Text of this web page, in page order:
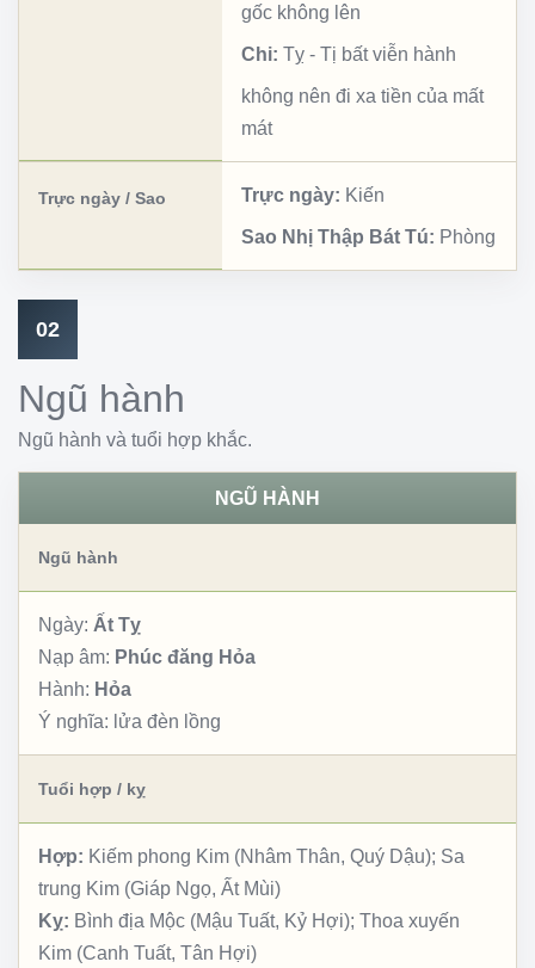
gốc không lên
Chi: Tỵ - Tị bất viễn hành
không nên đi xa tiền của mất
mát
Trực ngày / Sao Trực ngày: Kiến
Sao Nhị Thập Bát Tú: Phòng
02
Ngũ hành
Ngũ hành và tuổi hợp khắc.
NGŨ HÀNH
Ngũ hành
Ngày: Ất Tỵ
Nạp âm: Phúc đăng Hỏa
Hành: Hỏa
Ý nghĩa: lửa đèn lồng
Tuổi hợp / kỵ
Hợp: Kiếm phong Kim (Nhâm Thân, Quý Dậu); Sa
trung Kim (Giáp Ngọ, Ất Mùi)
Kỵ: Bình địa Mộc (Mậu Tuất, Kỷ Hợi); Thoa xuyến
Kim (Canh Tuất, Tân Hợi)